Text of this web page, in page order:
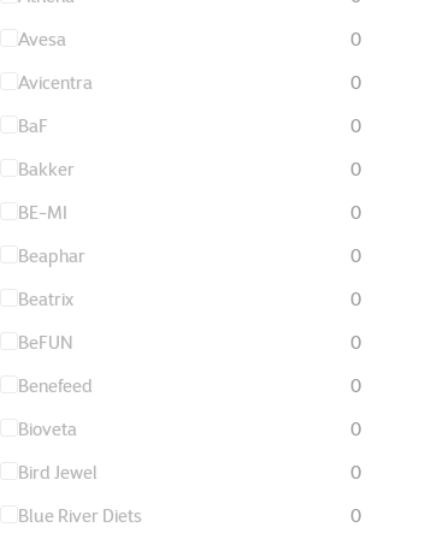
Avesa
0
Avicentra
0
BaF
0
Bakker
0
BE-MI
0
Beaphar
0
Beatrix
0
BeFUN
0
Benefeed
0
Bioveta
0
Bird Jewel
0
Blue River Diets
0